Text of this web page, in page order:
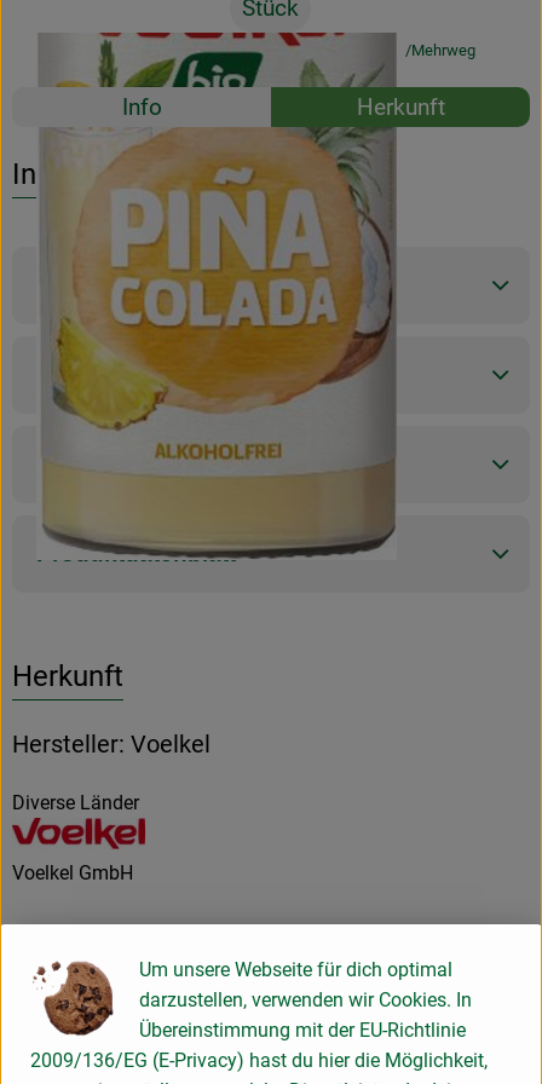
Stück
#50291 / Stück 13,95 €/ l Mehrweg
Rezepte
Info Herkunft
Entdecke passende Rezepte
Info
Produktinformationen
Zutaten
Nährwert-Info
Produktdatenblatt
Herkunft
Hersteller: Voelkel
Diverse Länder
Voelkel GmbH
In unserer familiengeführten Naturkostsafterei im Norden
Deutschlands machen wir Saft so, dass alle etwas davon
haben: Unsere Kund*innen, Mitarbeiter*innen,
Anbaupartner*innen und besonders die Natur – und das seit
Um unsere Webseite für dich optimal
darzustellen, verwenden wir Cookies. In
Übereinstimmung mit der EU-Richtlinie
2009/136/EG (E-Privacy) hast du hier die Möglichkeit,